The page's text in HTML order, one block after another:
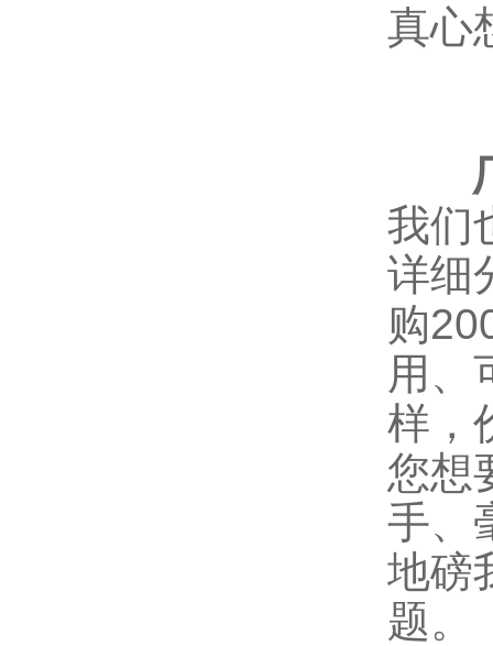
真心
厂
我们
详细
购
用、
样，
您想
手、
地磅
题。